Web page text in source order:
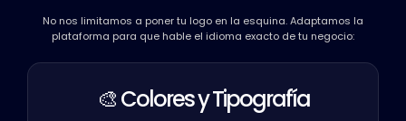
No nos limitamos a poner tu logo en la esquina. Adaptamos la
plataforma para que hable el idioma exacto de tu negocio:
🎨Colores y Tipografía